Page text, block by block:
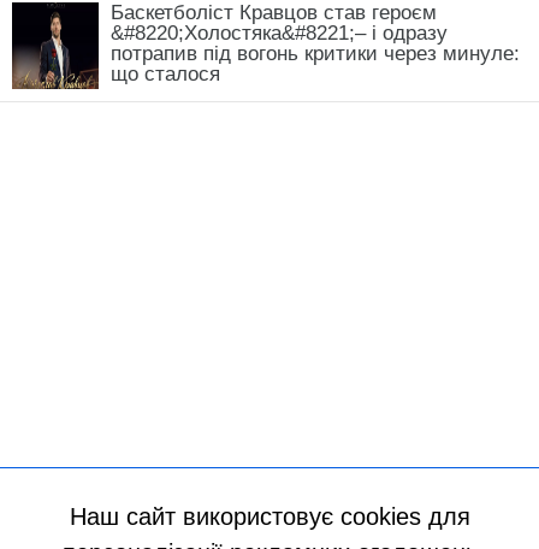
Баскетболіст Кравцов став героєм
&#8220;Холостяка&#8221;– і одразу
потрапив під вогонь критики через минуле:
що сталося
Наш сайт використовує cookies для